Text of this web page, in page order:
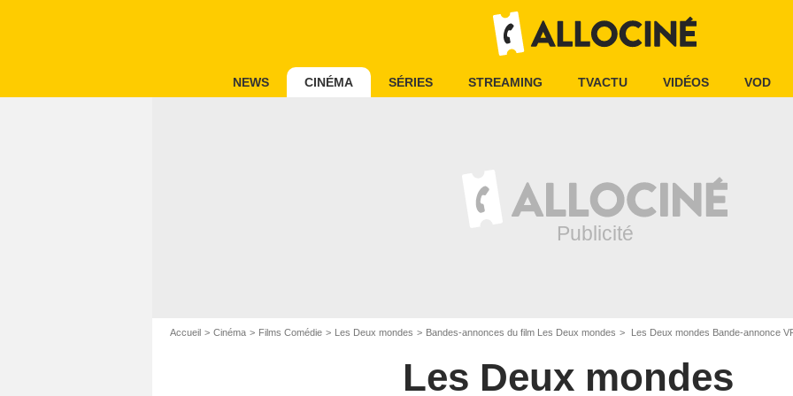
NEWS CINÉMA SÉRIES STREAMING TVACTU VIDÉOS VOD
Accueil Cinéma Films Comédie Les Deux mondes Bandes-annonces du film Les Deux mondes Les Deux mondes Bande-annonce
Les Deux mondes